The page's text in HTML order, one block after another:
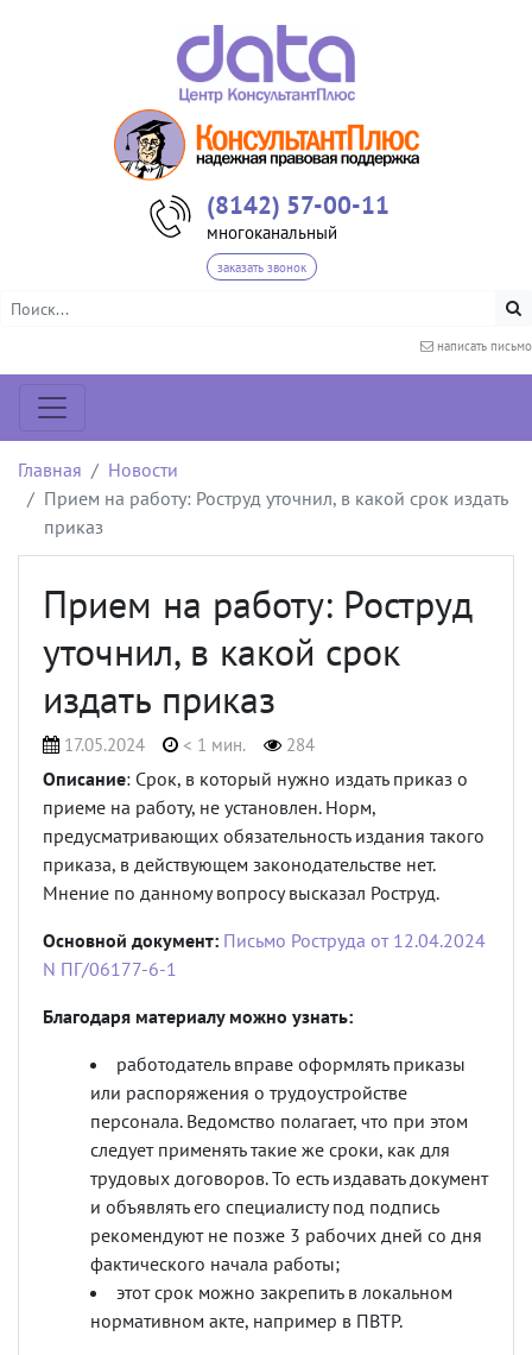
(8142) 57-00-11
многоканальный
заказать звонок
написать письмо
Главная
Новости
Прием на работу: Роструд уточнил, в какой срок издать
приказ
Прием на работу: Роструд
уточнил, в какой срок
издать приказ
17.05.2024 < 1 мин. 284
Описание: Срок, в который нужно издать приказ о
приеме на работу, не установлен. Норм,
предусматривающих обязательность издания такого
приказа, в действующем законодательстве нет.
Мнение по данному вопросу высказал Роструд.
Основной документ: Письмо Роструда от 12.04.2024
N ПГ/06177-6-1
Благодаря материалу можно узнать:
работодатель вправе оформлять приказы
или распоряжения о трудоустройстве
персонала. Ведомство полагает, что при этом
следует применять такие же сроки, как для
трудовых договоров. То есть издавать документ
и объявлять его специалисту под подпись
рекомендуют не позже 3 рабочих дней со дня
фактического начала работы;
этот срок можно закрепить в локальном
нормативном акте, например в ПВТР.